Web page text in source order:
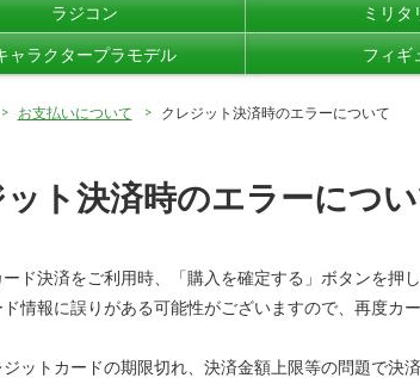
ラジコン ミリタ
ャラクタープラモデル フィギ
お支払いについて クレジット決済時のエラーについて
ト決済時のエラーにつ
ド決済をご利用時、「購入を確定する」ボタンを押
情報に誤りがある可能性がございますので、再度カ
ットカードの期限切れ、決済金額上限等の問題で決